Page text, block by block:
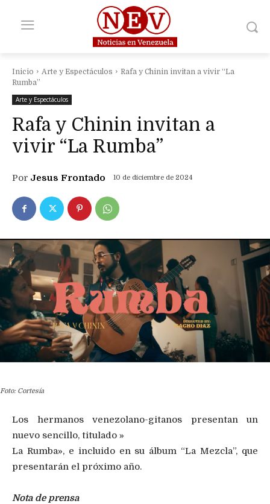
Inicio Arte y Espectáculos
Rafa y Chinin invitan a vivir “La
Rumba”
Arte y Espectáculos
Rafa y Chinin invitan a
vivir “La Rumba”
Por Jesus Frontado 10 de diciembre de 2024
Foto: Cortesía
Los hermanos venezolano-gitanos presentan un
nuevo sencillo, titulado »
La Rumba», e incluido en su álbum “La Mezcla”, que
presentarán el próximo año.
Nota de prensa